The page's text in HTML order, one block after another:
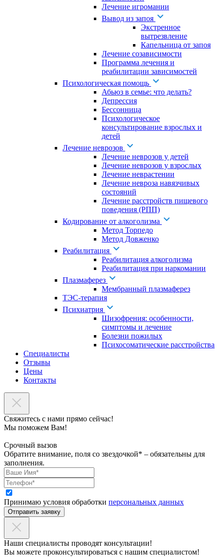
Лечение игромании
Вывод из запоя
Экстренное
вытрезвление
Капельница от запоя
Лечение созависимости
Программа лечения и
реабилитации зависимостей
Психологическая помощь
Абьюз в семье: что делать?
Депрессия
Бессонница
Психологическое
консультирование взрослых и
детей
Лечение неврозов
Лечение неврозов у детей
Лечение неврозов у взрослых
Лечение неврастении
Лечение невроза навязчивых
состояний
Лечение расстройств пищевого
поведения (РПП)
Кодирование от алкоголизма
Метод Торпедо
Метод Довженко
Реабилитация
Реабилитация алкоголизма
Реабилитация при наркомании
Плазмаферез
Мембранный плазмаферез
ТЭС-терапия
Психиатрия
Шизофрения: особенности,
симптомы и лечение
Болезни пожилых
Психосоматические расстройства
Специалисты
Отзывы
Цены
Контакты
Свяжитесь с нами прямо сейчас!
Мы поможем Вам!
Срочный вызов
Обратите внимание, поля со звездочкой* – обязательны для
заполнения.
Принимаю условия обработки персональных данных
Отправить заявку
Наши специалисты проводят консультации!
Вы можете проконсультироваться с нашим специалистом!